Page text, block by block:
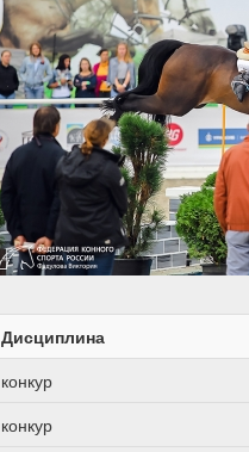
Дисциплина
конкур
конкур